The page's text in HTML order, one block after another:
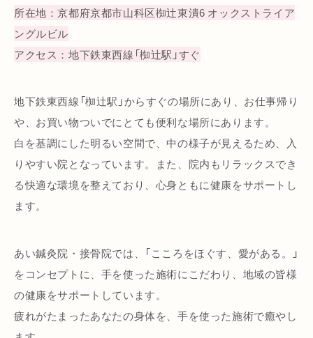
所在地：京都府京都市山科区椥辻東潰6 オックストライア
ングルビル
アクセス：地下鉄東西線「椥辻駅」すぐ
地下鉄東西線「椥辻駅」からすぐの場所にあり、お仕事帰り
や、お買い物ついでにとても便利な場所にあります。
白を基調にした明るい空間で、中の様子が見えるため、入
りやすい院となっています。また、院内もリラックスでき
る快適な環境を整えており、心身ともに健康をサポートし
ます。
あい鍼灸院・接骨院では、「こころをほぐす、愛がある。」
をコンセプトに、手を使った施術にこだわり、地域の皆様
の健康をサポートしています。
疲れがたまったあなたの身体を、手を使った施術で癒やし